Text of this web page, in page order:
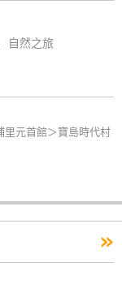
自然之旅
元首館＞寶島時代村
»